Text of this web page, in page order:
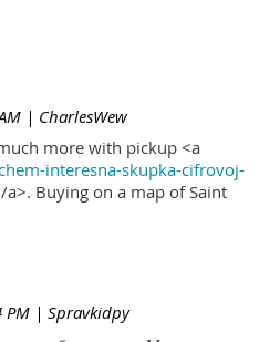
| CharlesWew
more with pickup <a
interesna-skupka-cifrovoj-
a>. Buying on a map of Saint
PM | Spravkidpy